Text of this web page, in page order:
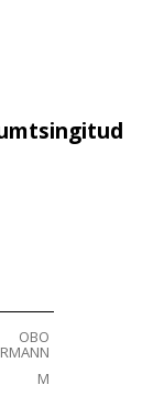
OBO
M